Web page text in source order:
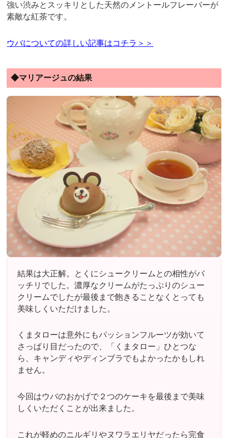
強い渋みとスッキリとした天然のメントールフレーバーが
素敵な紅茶です。
ウバについての詳しい記事はコチラ＞＞
◆マリアージュの結果
結果は大正解。とくにシュークリームとの相性がバ
ッチリでした。濃厚なクリームがたっぷりのシュー
クリームでしたが最後まで飽きることなくとっても
美味しくいただけました。
くまタローは意外にもパッションフルーツが効いて
さっぱり目だったので、「くまタロー」ひとつな
ら、キャンディやディンブラでもよかったかもしれ
ません。
今回はウバのおかげで２つのケーキを最後まで美味
しくいただくことが出来ました。
これが軽めのニルギリやヌワラエリヤだったら完食